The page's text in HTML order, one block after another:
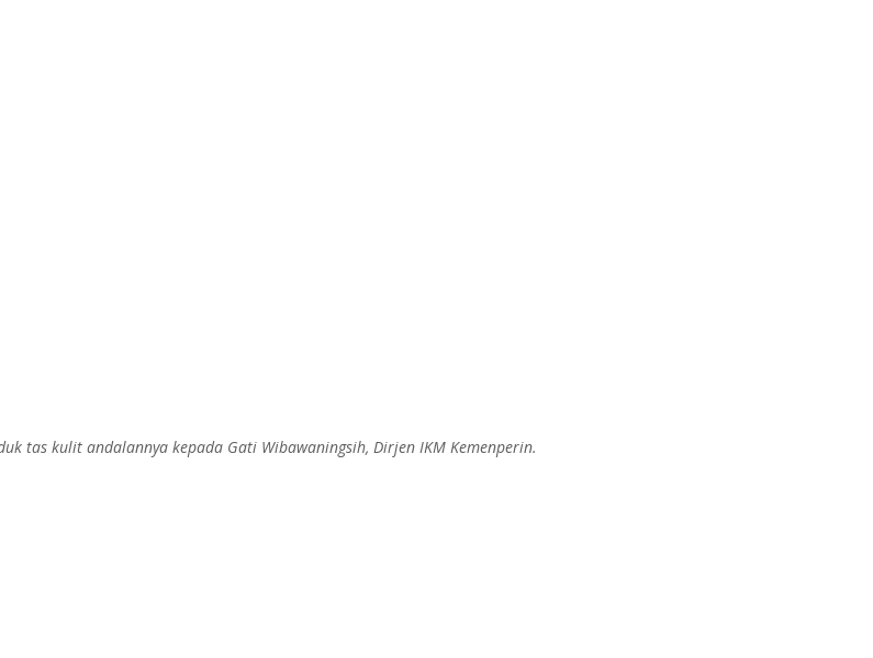
tas kulit andalannya kepada Gati Wibawaningsih, Dirjen IKM Kemenperin.